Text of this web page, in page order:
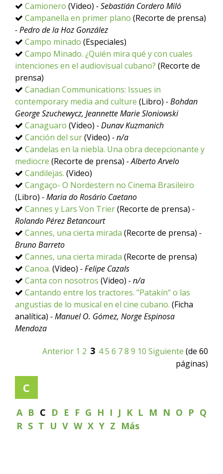
Camionero (Video) - Sebastián Cordero Miló
Campanella en primer plano (Recorte de prensa)
- Pedro de la Hoz González
Campo minado (Especiales)
Campo Minado. ¿Quién mira qué y con cuales
intenciones en el audiovisual cubano? (Recorte de
prensa)
Canadian Communications: Issues in
contemporary media and culture (Libro) - Bohdan
George Szuchewycz, Jeannette Marie Sloniowski
Canaguaro (Video) - Dunav Kuzmanich
Canción del sur(Video) - n/a
Candelas en la niebla. Una obra decepcionante y
mediocre (Recorte de prensa) - Alberto Arvelo
Candilejas. (Video)
Cangaço- O Nordestern no Cinema Brasileiro
(Libro) - Maria do Rosário Caetano
Cannes y Lars Von Trier(Recorte de prensa) -
Rolando Pérez Betancourt
Cannes, una cierta mirada (Recorte de prensa) -
Bruno Barreto
Cannes, una cierta mirada (Recorte de prensa)
Canoa. (Video) - Felipe Cazals
Canta con nosotros (Video) - n/a
Cantando entre los tractores. "Patakín" o las
angustias de lo musical en el cine cubano. (Ficha
analítica) - Manuel O. Gómez, Norge Espinosa
Mendoza
Anterior 1 2 3 45 6 78 9 10 Siguiente (de 60
páginas)
C
A B C D E F G H I J K L M N O P Q
R S T U V W X Y Z Más